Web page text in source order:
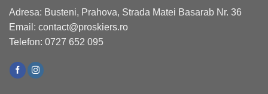
Adresa: Busteni, Prahova, Strada Matei Basarab Nr. 36
Email: contact@proskiers.ro
Telefon: 0727 652 095